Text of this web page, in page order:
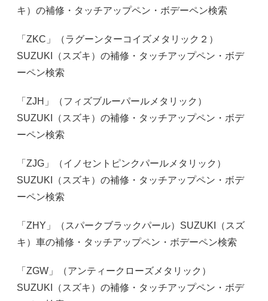
キ）の補修・タッチアップペン・ボデーペン検索
「ZKC」（ラグーンターコイズメタリック２）
SUZUKI（スズキ）の補修・タッチアップペン・ボデ
ーペン検索
「ZJH」（フィズブルーパールメタリック）
SUZUKI（スズキ）の補修・タッチアップペン・ボデ
ーペン検索
「ZJG」（イノセントピンクパールメタリック）
SUZUKI（スズキ）の補修・タッチアップペン・ボデ
ーペン検索
「ZHY」（スパークブラックパール）SUZUKI（スズ
キ）車の補修・タッチアップペン・ボデーペン検索
「ZGW」（アンティークローズメタリック）
SUZUKI（スズキ）の補修・タッチアップペン・ボデ